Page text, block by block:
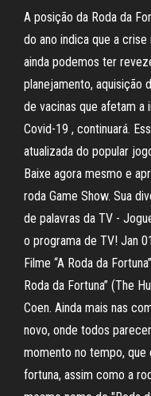
A posição da Roda da
do ano indica que a
ainda podemos ter
planejamento, aquisição
de vacinas que afetam a
Covid-19 , continuará.
atualizada do popular
Baixe agora mesmo e
roda Game Show. Sua
de palavras da TV -
o programa de TV! Jan
Filme “A Roda da
Roda da Fortuna” (The
Coen. Ainda mais nas
novo, onde todos
momento no tempo, que
fortuna, assim como a